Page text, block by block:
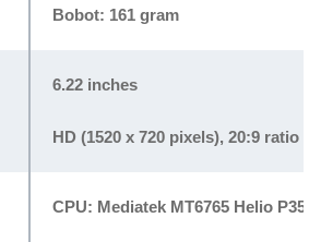
Bobot: 161 gram
6.22 inches
HD (1520 x 720 pixels), 20:9 ratio
CPU: Mediatek MT6765 Helio P35